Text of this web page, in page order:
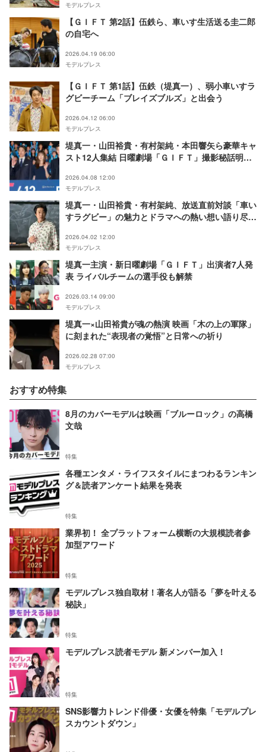
モデルプレス
【ＧＩＦＴ 第2話】伍鉄ら、車いす生活送る圭二郎
の自宅へ
2026.04.19 06:00
モデルプレス
【ＧＩＦＴ 第1話】伍鉄（堤真一）、弱小車いすラ
グビーチーム「ブレイズブルズ」と出会う
2026.04.12 06:00
モデルプレス
堤真一・山田裕貴・有村架純・本田響矢ら豪華キャ
スト12人集結 日曜劇場「ＧＩＦＴ」撮影秘話明か
2026.04.08 12:00
モデルプレス
堤真一・山田裕貴・有村架純、放送直前対談「車い
すラグビー」の魅力とドラマへの熱い想い語り尽く
2026.04.02 12:00
モデルプレス
堤真一主演・新日曜劇場「ＧＩＦＴ」出演者7人発
表 ライバルチームの選手役も解禁
2026.03.14 09:00
モデルプレス
堤真一×山田裕貴が魂の熱演 映画「木の上の軍隊」
に刻まれた“表現者の覚悟”と日常への祈り
2026.02.28 07:00
モデルプレス
おすすめ特集
8月のカバーモデルは映画「ブルーロック」の高橋
文哉
特集
各種エンタメ・ライフスタイルにまつわるランキン
グ＆読者アンケート結果を発表
特集
業界初！ 全プラットフォーム横断の大規模読者参
加型アワード
特集
モデルプレス独自取材！著名人が語る「夢を叶える
秘訣」
特集
モデルプレス読者モデル 新メンバー加入！
特集
SNS影響力トレンド俳優・女優を特集「モデルプレ
スカウントダウン」